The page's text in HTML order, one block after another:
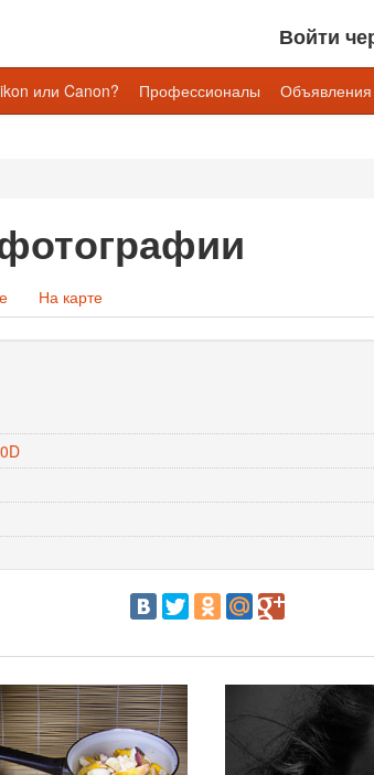
Войти
или Canon? Профессионалы Объявления
На карте